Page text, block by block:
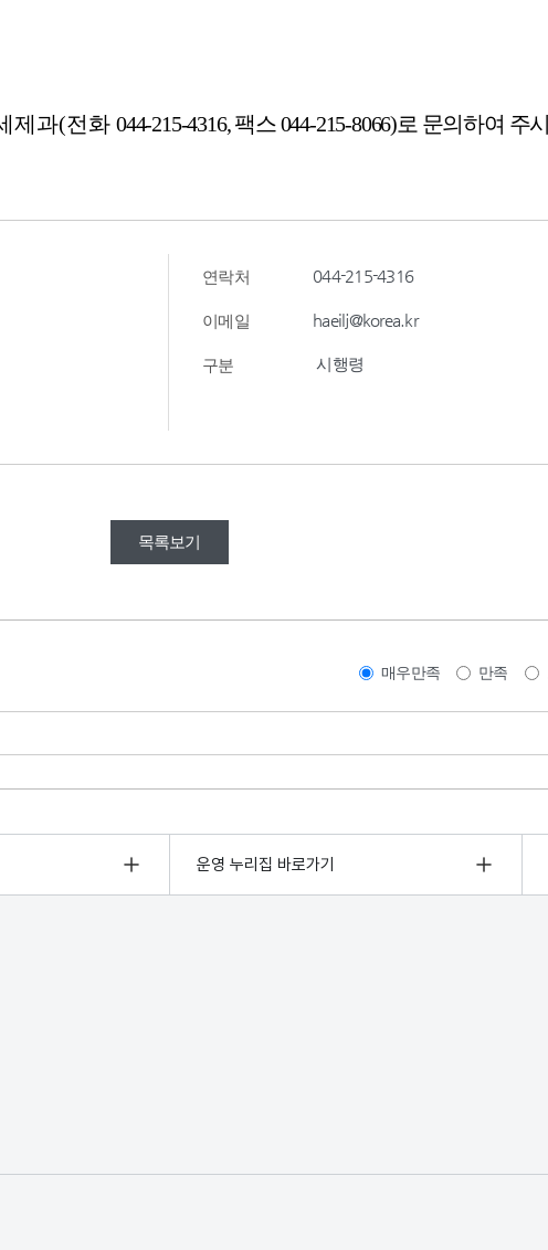
연락처 044-215-4316
이메일 haeilj@korea.kr
구분 시행령
목록보기
매우만족 만족
운영 누리집 바로가기